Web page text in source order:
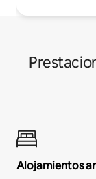
Alojamientos